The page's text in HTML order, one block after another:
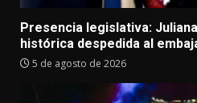
Presencia legislativa:
histórica despedida al
5 de agosto de 2026